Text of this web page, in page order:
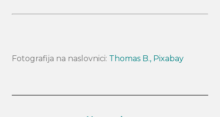
Fotografija na naslovnici: Thomas B., Pixabay